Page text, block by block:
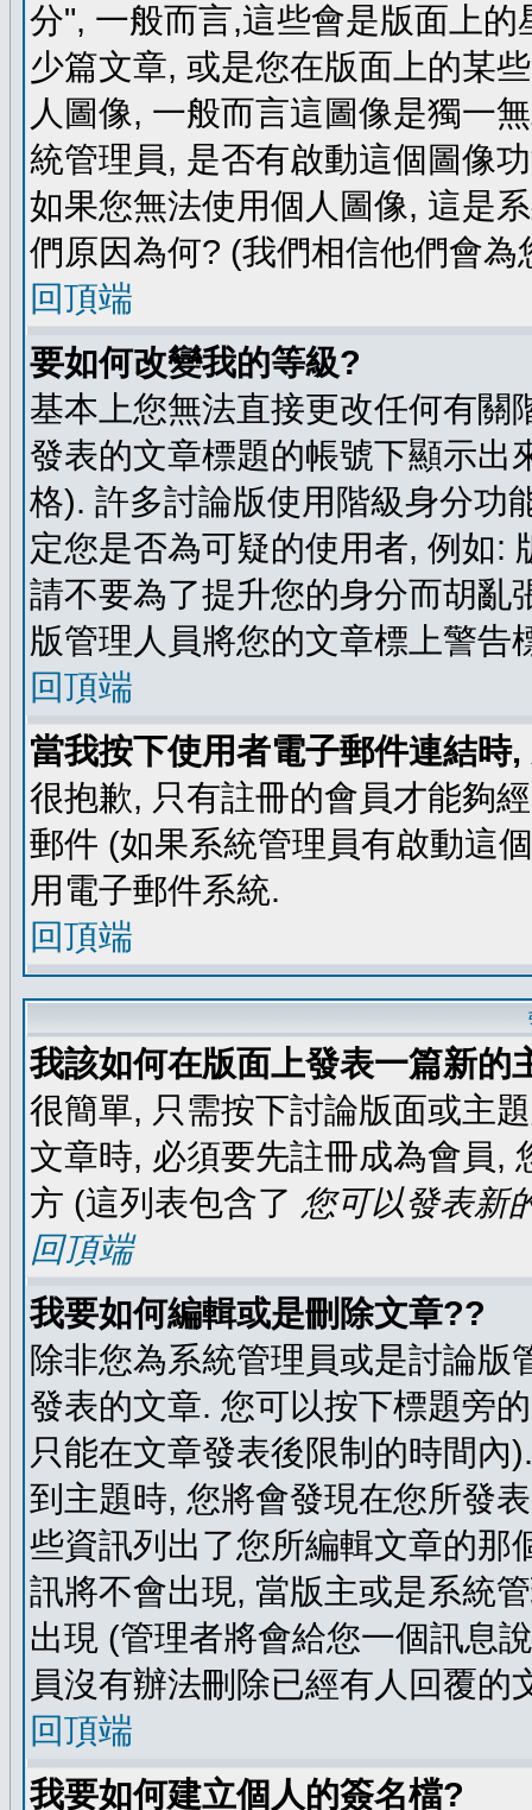
分", 一般而言,這些會是版面上
少篇文章, 或是您在版面上的某
人圖像, 一般而言這圖像是獨一
統管理員, 是否有啟動這個圖像
如果您無法使用個人圖像, 這是
們原因為何? (我們相信他們會為
回頂端
要如何改變我的等級?
基本上您無法直接更改任何有關
發表的文章標題的帳號下顯示出
格). 許多討論版使用階級身分功
定您是否為可疑的使用者, 例如:
請不要為了提升您的身分而胡亂
版管理人員將您的文章標上警告
回頂端
當我按下使用者電子郵件連結時
很抱歉, 只有註冊的會員才能夠
郵件 (如果系統管理員有啟動這
用電子郵件系統.
回頂端
我該如何在版面上發表一篇新的
很簡單, 只需按下討論版面或主
文章時, 必須要先註冊成為會員,
方 (這列表包含了 您可以發表新
回頂端
我要如何編輯或是刪除文章??
除非您為系統管理員或是討論
發表的文章. 您可以按下標題旁
只能在文章發表後限制的時間
到主題時, 您將會發現在您所發
些資訊列出了您所編輯文章的那
訊將不會出現, 當版主或是系統
出現 (管理者將會給您一個訊息
員沒有辦法刪除已經有人回覆的
回頂端
我要如何建立個人的簽名檔?